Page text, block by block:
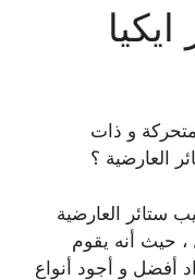
و ذات
العارضية ؟
ستائر العارضية
، حيث أنه يقوم
أفضل و أجود أنواع